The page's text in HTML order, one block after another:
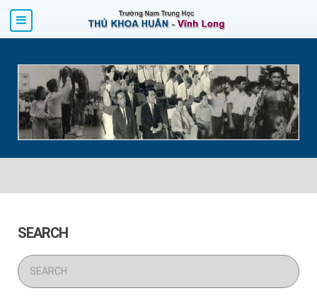
SEARCH